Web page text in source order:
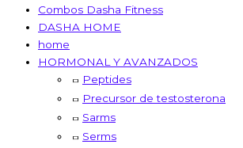
Combos Dasha Fitness
DASHA HOME
home
HORMONAL Y AVANZADOS
Peptides
Precursor de testosterona
Sarms
Serms